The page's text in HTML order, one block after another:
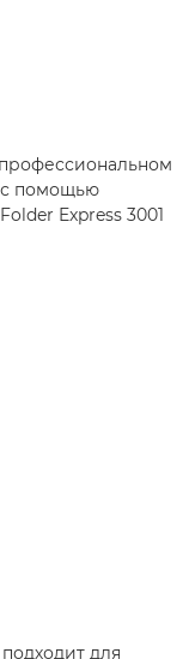
с помощью
Express 3001
для